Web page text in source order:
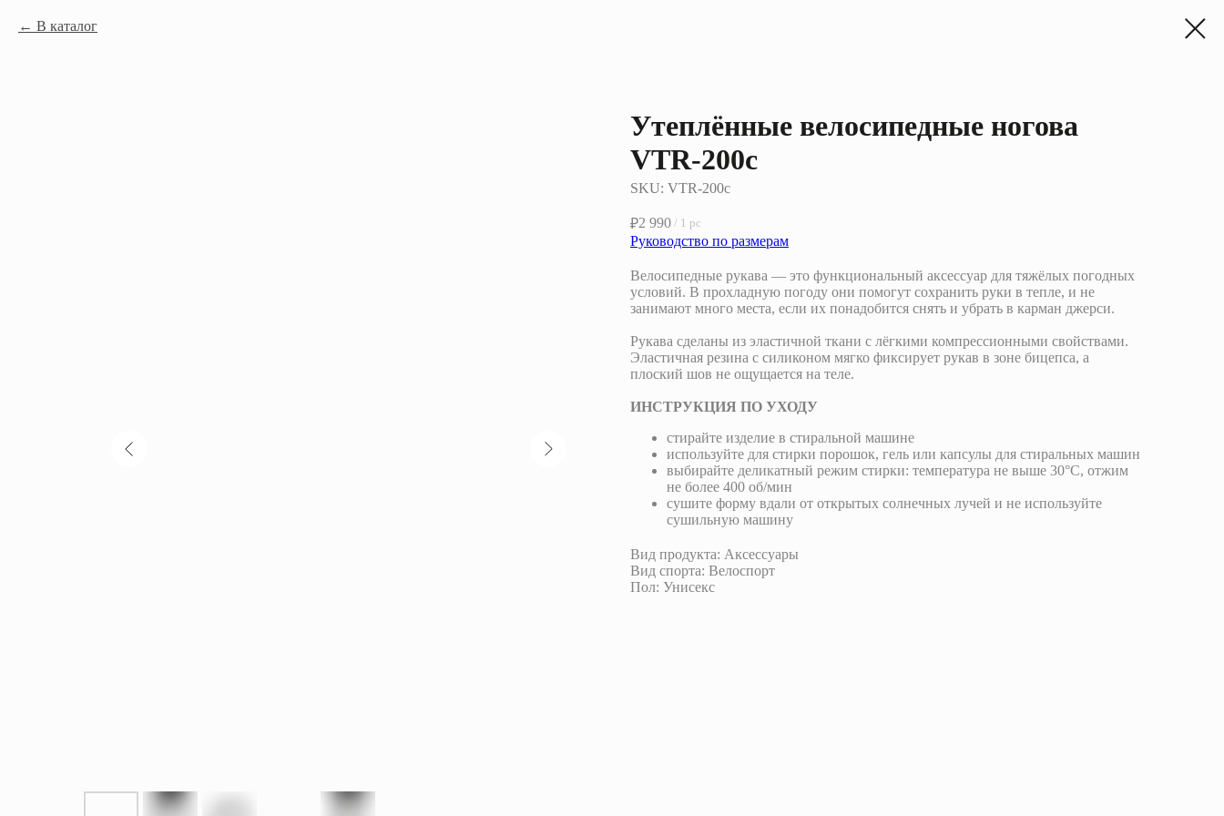
В каталог
Утеплённые велосипедные ногова
VTR-200c
SKU: VTR-200c
₽2 990 / 1 pc
Руководство по размерам
Велосипедные рукава — это функциональный аксессуар для тяжёлых погодных
условий. В прохладную погоду они помогут сохранить руки в тепле, и не
занимают много места, если их понадобится снять и убрать в карман джерси.
Рукава сделаны из эластичной ткани с лёгкими компрессионными свойствами.
Эластичная резина с силиконом мягко фиксирует рукав в зоне бицепса, а
плоский шов не ощущается на теле.
ИНСТРУКЦИЯ ПО УХОДУ
стирайте изделие в стиральной машине
используйте для стирки порошок, гель или капсулы для стиральных машин
выбирайте деликатный режим стирки: температура не выше 30°С, отжим
не более 400 об/мин
сушите форму вдали от открытых солнечных лучей и не используйте
сушильную машину
Вид продукта: Аксессуары
Вид спорта: Велоспорт
Пол: Унисекс